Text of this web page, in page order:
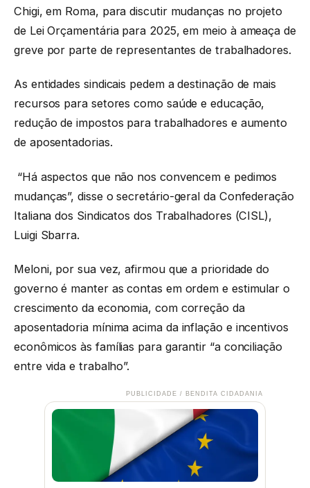
Chigi, em Roma, para discutir mudanças no projeto
de Lei Orçamentária para 2025, em meio à ameaça de
greve por parte de representantes de trabalhadores.
As entidades sindicais pedem a destinação de mais
recursos para setores como saúde e educação,
redução de impostos para trabalhadores e aumento
de aposentadorias.
“Há aspectos que não nos convencem e pedimos
mudanças”, disse o secretário-geral da Confederação
Italiana dos Sindicatos dos Trabalhadores (CISL),
Luigi Sbarra.
Meloni, por sua vez, afirmou que a prioridade do
governo é manter as contas em ordem e estimular o
crescimento da economia, com correção da
aposentadoria mínima acima da inflação e incentivos
econômicos às famílias para garantir “a conciliação
entre vida e trabalho”.
PUBLICIDADE / BENDITA CIDADANIA